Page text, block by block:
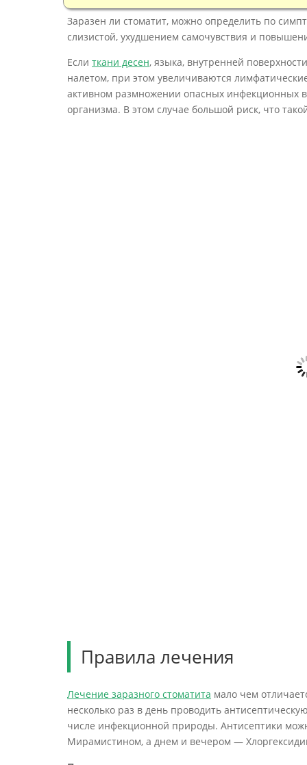
Заразен ли стоматит, можно определить по
слизистой, ухудшением самочувствия и
Если ткани десен, языка, внутренней
налетом, при этом увеличиваются
активном размножении опасных инфекционных
организма. В этом случае большой риск, что
Правила лечения
Лечение заразного стоматита мало чем
несколько раз в день проводить
числе инфекционной природы. Антисептики
Мирамистином, а днем и вечером —